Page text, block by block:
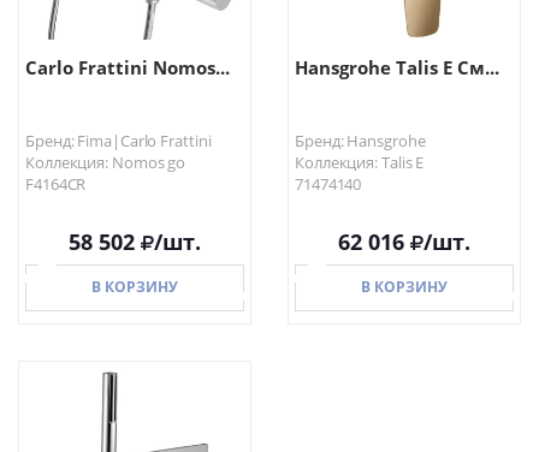
Carlo Frattini Nomos...
Бренд: Fima|Carlo Frattini
Коллекция: Nomos go
F4164CR
58 502 /шт.
В КОРЗИНУ
В КОРЗИНУ
Hansgrohe Talis E См...
Бренд: Hansgrohe
Коллекция: Talis E
71474140
62 016 /шт.
В КОРЗИНУ